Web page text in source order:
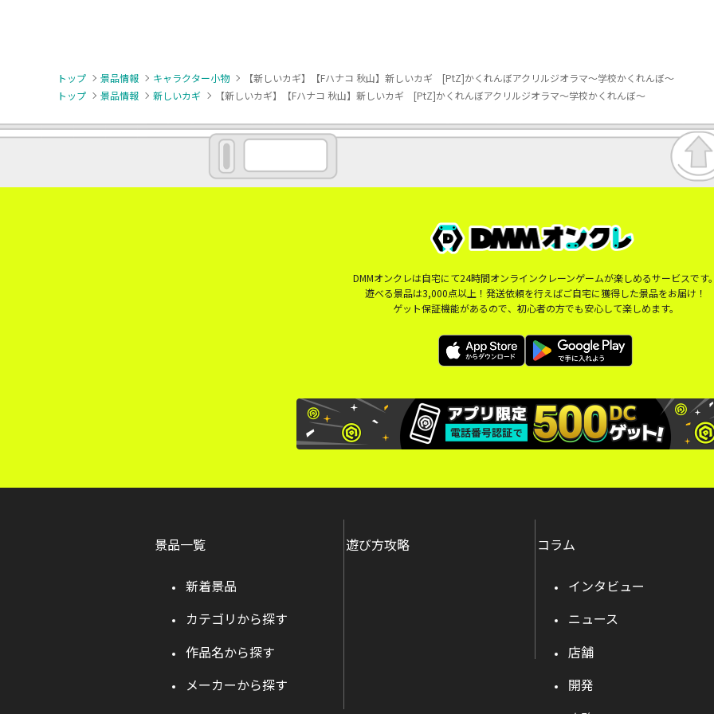
トップ 景品情報 キャラクター小物
【新しいカギ】【Fハナコ 秋山】新しいカギ [PtZ]かくれんぼアクリルジオラマ～学校かくれんぼ～
トップ
景品情報 新しいカギ 【新しいカギ】【Fハナコ 秋山】新しいカギ [PtZ]かくれんぼアクリルジオラマ～学校かくれんぼ～
DMMオンクレは自宅にて24時間オンラインクレーンゲームが楽しめるサービスです
遊べる景品は3,000点以上！発送依頼を行えばご自宅に獲得した景品をお届け！
ゲット保証機能があるので、初心者の方でも安心して楽しめます。
景品一覧
新着景品
カテゴリから探す
作品名から探す
メーカーから探す
遊び方攻略 コラム
インタビュー
ニュース
店舗
開発